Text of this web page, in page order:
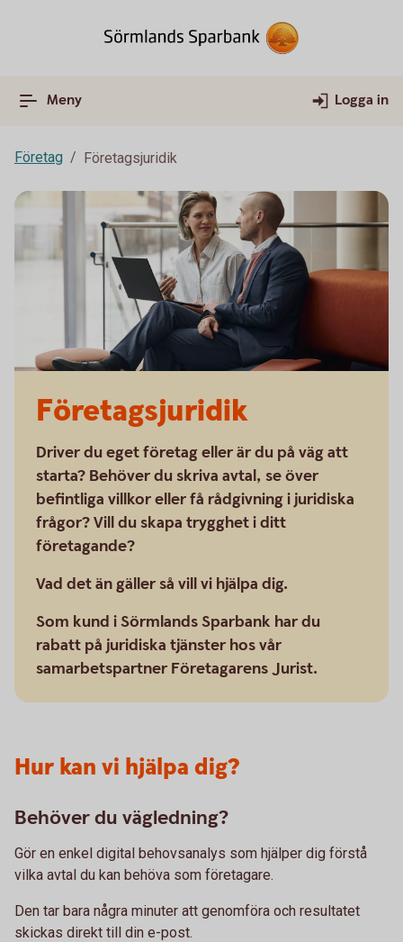
Meny Logga in
Företag Företagsjuridik
Företagsjuridik
Driver du eget företag eller är du på väg att
starta? Behöver du skriva avtal, se över
befintliga villkor eller få rådgivning i juridiska
frågor? Vill du skapa trygghet i ditt
företagande?
Vad det än gäller så vill vi hjälpa dig.
Som kund i Sörmlands Sparbank har du
rabatt på juridiska tjänster hos vår
samarbetspartner Företagarens Jurist.
Hur kan vi hjälpa dig?
Behöver du vägledning?
Gör en enkel digital behovsanalys som hjälper dig förstå
vilka avtal du kan behöva som företagare.
Den tar bara några minuter att genomföra och resultatet
skickas direkt till din e-post.